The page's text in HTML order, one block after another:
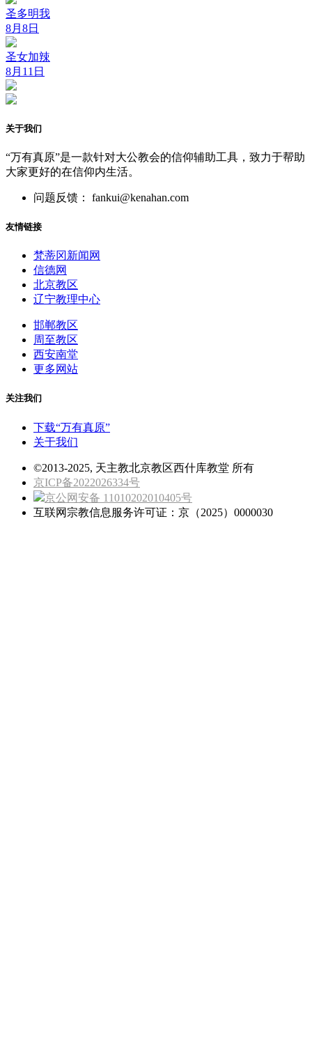
圣多明我
8月8日
圣女加辣
8月11日
关于我们
“万有真原”是一款针对大公教会的信仰辅助工具，致力于帮助
大家更好的在信仰内生活。
问题反馈： fankui@kenahan.com
友情链接
梵蒂冈新闻网
信德网
北京教区
辽宁教理中心
邯郸教区
周至教区
西安南堂
更多网站
关注我们
下载“万有真原”
关于我们
©2013-2025, 天主教北京教区西什库教堂 所有
京ICP备2022026334号
京公网安备 11010202010405号
互联网宗教信息服务许可证：京（2025）0000030